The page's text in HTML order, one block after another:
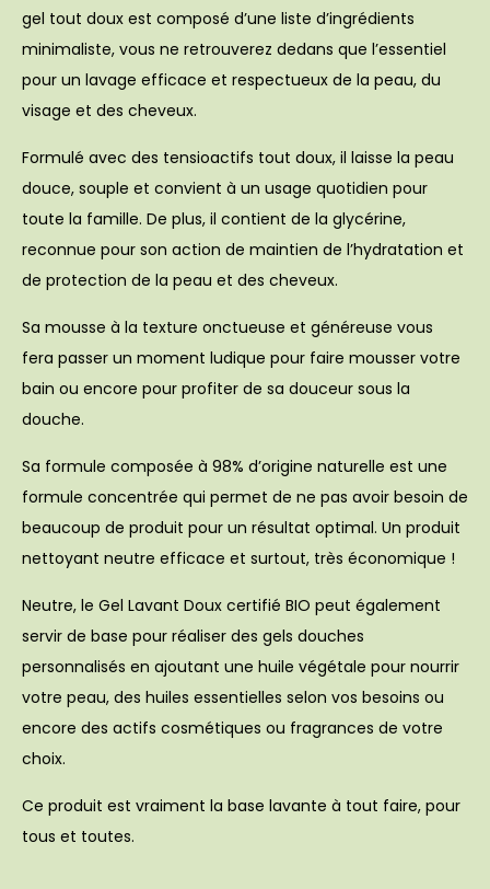
gel tout doux est composé d’une liste d’ingrédients
minimaliste, vous ne retrouverez dedans que l’essentiel
pour un lavage efficace et respectueux de la peau, du
visage et des cheveux.
Formulé avec des tensioactifs tout doux, il laisse la peau
douce, souple et convient à un usage quotidien pour
toute la famille. De plus, il contient de la glycérine,
reconnue pour son action de maintien de l’hydratation et
de protection de la peau et des cheveux.
Sa mousse à la texture onctueuse et généreuse vous
fera passer un moment ludique pour faire mousser votre
bain ou encore pour profiter de sa douceur sous la
douche.
Sa formule composée à 98% d’origine naturelle est une
formule concentrée qui permet de ne pas avoir besoin de
beaucoup de produit pour un résultat optimal. Un produit
nettoyant neutre efficace et surtout, très économique !
Neutre, le Gel Lavant Doux certifié BIO peut également
servir de base pour réaliser des gels douches
personnalisés en ajoutant une huile végétale pour nourrir
votre peau, des huiles essentielles selon vos besoins ou
encore des actifs cosmétiques ou fragrances de votre
choix.
Ce produit est vraiment la base lavante à tout faire, pour
tous et toutes.